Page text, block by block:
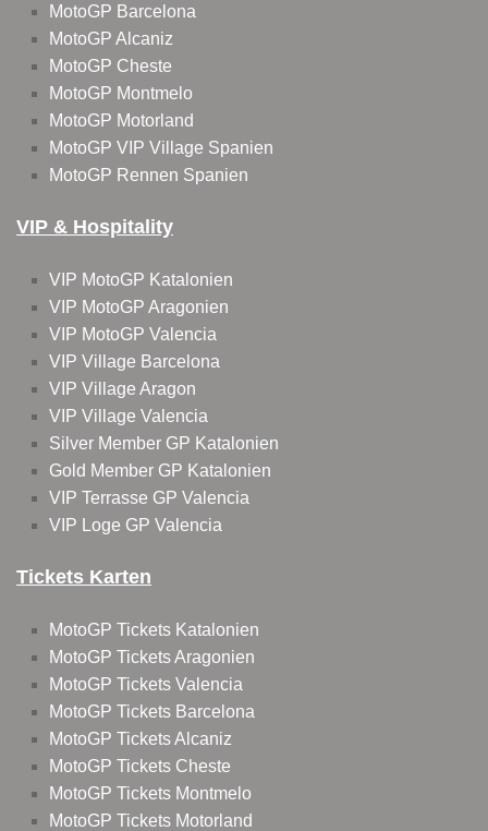
MotoGP Barcelona
MotoGP Alcaniz
MotoGP Cheste
MotoGP Montmelo
MotoGP Motorland
MotoGP VIP Village Spanien
MotoGP Rennen Spanien
VIP & Hospitality
VIP MotoGP Katalonien
VIP MotoGP Aragonien
VIP MotoGP Valencia
VIP Village Barcelona
VIP Village Aragon
VIP Village Valencia
Silver Member GP Katalonien
Gold Member GP Katalonien
VIP Terrasse GP Valencia
VIP Loge GP Valencia
Tickets Karten
MotoGP Tickets Katalonien
MotoGP Tickets Aragonien
MotoGP Tickets Valencia
MotoGP Tickets Barcelona
MotoGP Tickets Alcaniz
MotoGP Tickets Cheste
MotoGP Tickets Montmelo
MotoGP Tickets Motorland